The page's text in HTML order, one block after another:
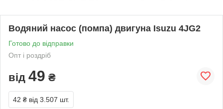
Водяний насос (помпа) двигуна Isuzu 4JG2
Готово до відправки
Опт і роздріб
від 49 ₴
42 ₴ від 3.507 шт.